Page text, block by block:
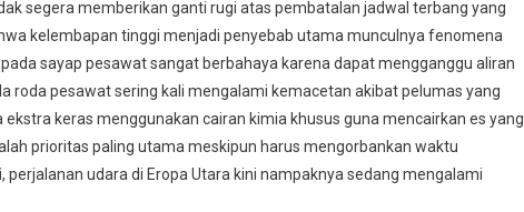
segera memberikan ganti rugi atas pembatalan jadwal terbang yang
kelembapan tinggi menjadi penyebab utama munculnya fenomena
sayap pesawat sangat berbahaya karena dapat mengganggu aliran
roda pesawat sering kali mengalami kemacetan akibat pelumas yang
ekstra keras menggunakan cairan kimia khusus guna mencairkan es yang
prioritas paling utama meskipun harus mengorbankan waktu
, perjalanan udara di Eropa Utara kini nampaknya sedang mengalami